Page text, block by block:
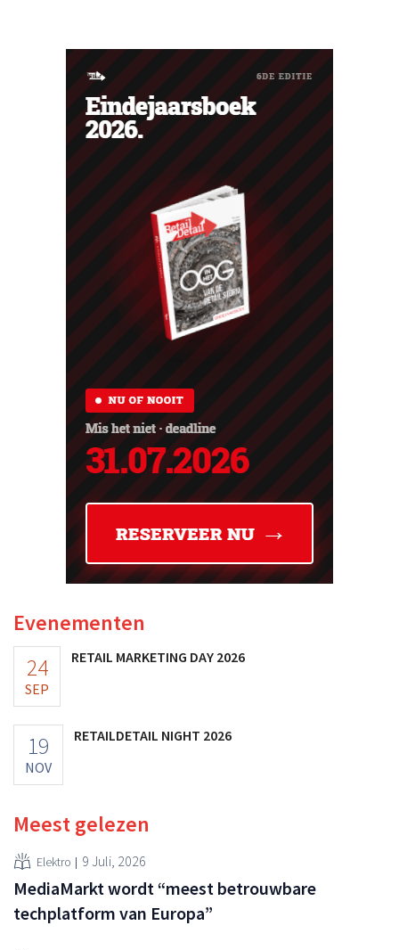
Evenementen
24
SEP
RETAIL MARKETING DAY 2026
19
NOV
RETAILDETAIL NIGHT 2026
Meest gelezen
Elektro 9 Juli, 2026
MediaMarkt wordt “meest betrouwbare
techplatform van Europa”